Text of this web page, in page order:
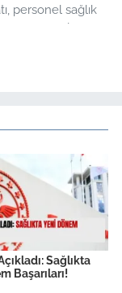
personel sağlık
uzmanlaşmış
Sağlıkta
Başarıları!